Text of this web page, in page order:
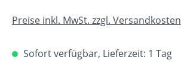
Preise inkl. MwSt. zzgl. Versandkosten
Sofort verfügbar, Lieferzeit: 1 Tag